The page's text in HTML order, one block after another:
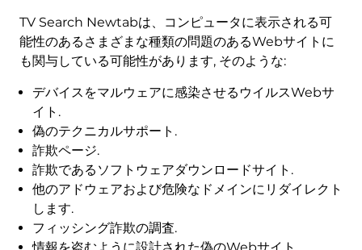
TV Search Newtabは、コンピュータに表示される可
能性のあるさまざまな種類の問題のあるWebサイトに
も関与している可能性があります, そのような:
デバイスをマルウェアに感染させるウイルスWebサ
イト.
偽のテクニカルサポート.
詐欺ページ.
詐欺であるソフトウェアダウンロードサイト.
他のアドウェアおよび危険なドメインにリダイレクト
します.
フィッシング詐欺の調査.